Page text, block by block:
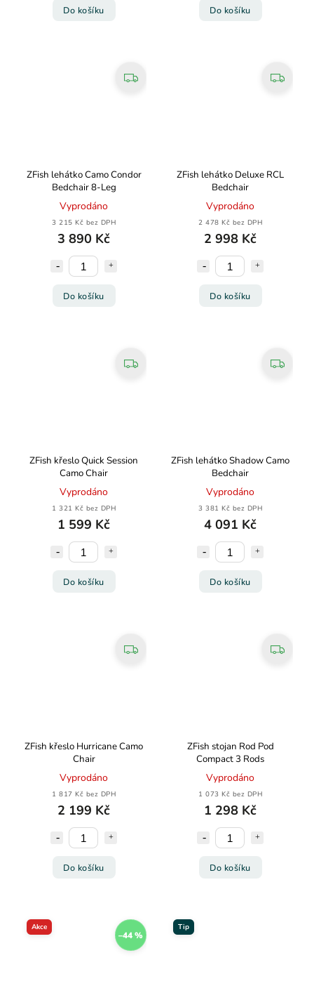
Do košíku Do košíku
ZFish lehátko Camo Condor
Bedchair 8-Leg
Vyprodáno
3 215 Kč bez DPH
3 890 Kč
Do košíku
ZFish lehátko Deluxe RCL
Bedchair
Vyprodáno
2 478 Kč bez DPH
2 998 Kč
Do košíku
ZFish křeslo Quick Session
Camo Chair
Vyprodáno
1 321 Kč bez DPH
1 599 Kč
Do košíku
ZFish lehátko Shadow Camo
Bedchair
Vyprodáno
3 381 Kč bez DPH
4 091 Kč
Do košíku
ZFish křeslo Hurricane Camo
Chair
Vyprodáno
1 817 Kč bez DPH
2 199 Kč
Do košíku
ZFish stojan Rod Pod
Compact 3 Rods
Vyprodáno
1 073 Kč bez DPH
1 298 Kč
Do košíku
Akce
–44 %
Tip